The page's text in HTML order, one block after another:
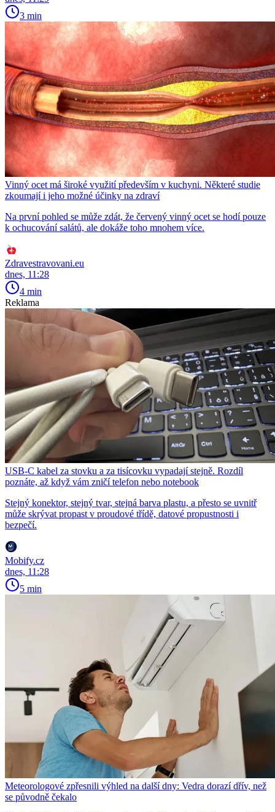
3 min
Vinný ocet má široké využití především v kuchyni. Některé studie
zkoumají i jeho možné účinky na zdraví
Na první pohled se může zdát, že červený vinný ocet se hodí pouze
k ochucování salátů, ale dokáže toho mnohem více.
Zdravestravovani.eu
dnes, 11:28
4 min
Reklama
USB-C kabel za stovku a za tisícovku vypadají stejně. Rozdíl
poznáte, až když vám zničí telefon nebo notebook
Stejný konektor, stejný tvar, stejná barva plastu, a přesto se uvnitř
může skrývat propast v proudové třídě, datové propustnosti i
bezpečí.
Mobify.cz
dnes, 11:28
5 min
Meteorologové zpřesnili výhled na další dny: Vedra dorazí dřív, než
se původně čekalo